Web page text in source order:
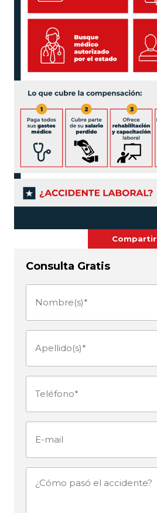
Compartir
Consulta Gratis
Nombre(s)
Apellido(s)
Teléfono (Obligatorio)
¿Cómo